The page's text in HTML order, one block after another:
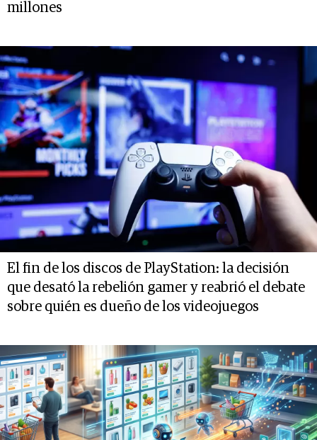
millones
El fin de los discos de PlayStation: la decisión
que desató la rebelión gamer y reabrió el debate
sobre quién es dueño de los videojuegos